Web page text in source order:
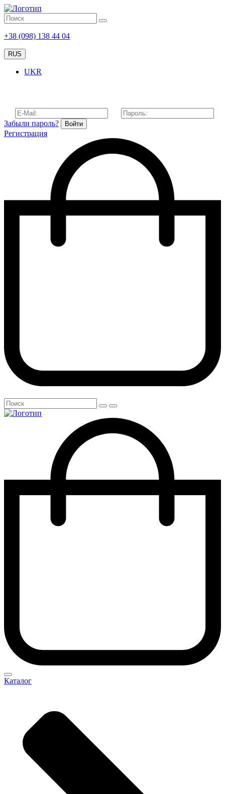
+38 (098) 138 44 04
RUS
UKR
Забыли пароль? Войти
Регистрация
Каталог